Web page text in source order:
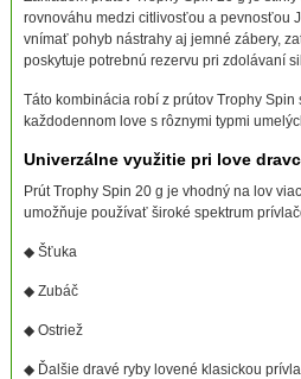
rovnováhu medzi citlivosťou a pevnosťou
vnímať pohyb nástrahy aj jemné zábery,
poskytuje potrebnú rezervu pri zdolávaní
Táto kombinácia robí z prútov Trophy
každodennom love s rôznymi typmi
Univerzálne využitie pri love
Prút Trophy Spin 20 g je vhodný na lov
umožňuje používať široké spektrum
◆ Šťuka
◆ Zubáč
◆ Ostriež
◆ Ďalšie dravé ryby lovené klasickou